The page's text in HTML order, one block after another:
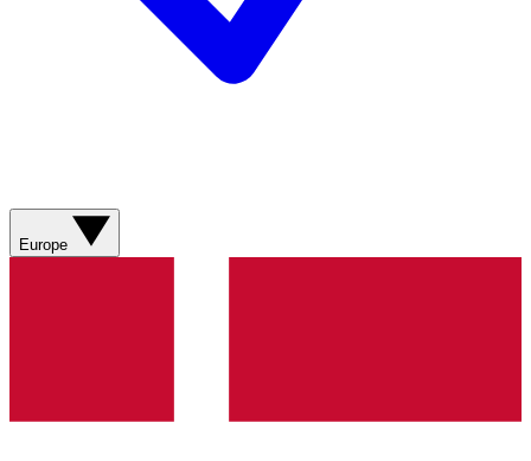
Europe